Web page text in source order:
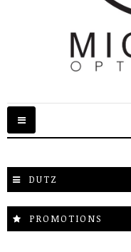
Basculer
la
DUTZ
PROMOTIONS